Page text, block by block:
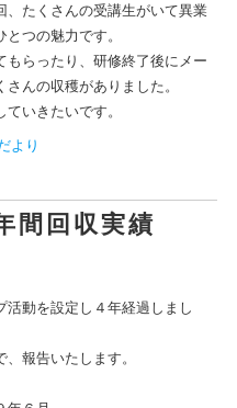
、たくさんの受講生がいて異業
つの魅力です。
らったり、研修終了後にメー
んの収穫がありました。
いきたいです。
より
間回収実績
活動を設定し４年経過しまし
報告いたします。